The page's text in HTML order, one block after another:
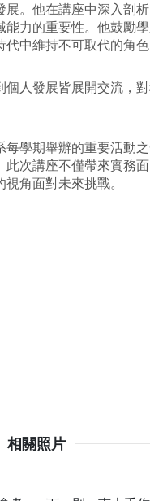
。他在講座中深入剖
力的重要性。他鼓勵
中維持不可取代的角色
人發展皆展開交流，
每學期舉辦的重要活動
次講座不僅帶來實務
角面對未來挑戰。
相關照片